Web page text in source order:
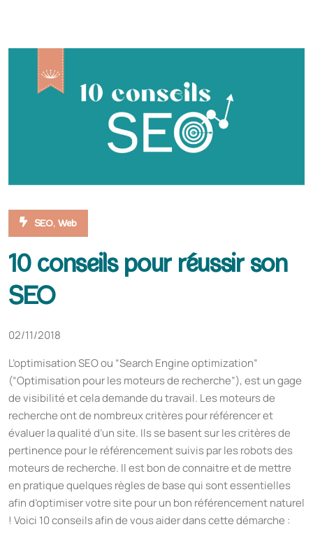
SEO, Web
10 conseils pour réussir son
SEO
02/11/2018
L’optimisation SEO ou “Search Engine optimization”
(“Optimisation pour les moteurs de recherche”), est un gage
de visibilité et cela demande du travail. Les moteurs de
recherche ont de nombreux critères pour référencer et
évaluer la qualité d’un site. Ils se basent sur les critères de
pertinence pour le référencement suivis par les robots des
moteurs de recherche. Il est bon de connaitre et de mettre
en pratique quelques règles de base qui sont essentielles
afin d’optimiser votre site pour un bon référencement naturel
! Voici 10 conseils afin de vous aider dans cette démarche :